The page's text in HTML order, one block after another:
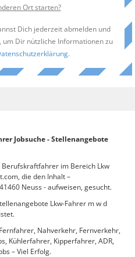
Ort starten?
Dich jederzeit abmelden und
Dir nützliche Informationen zu
.
Jobsuche - Stellenangebote
im Bereich Lkw
die den Inhalt –
Neuss - aufweisen, gesucht.
Lkw-Fahrer m w d
Nahverkehr, Fernverkehr,
Kühlerfahrer, Kipperfahrer, ADR,
– Viel Erfolg.